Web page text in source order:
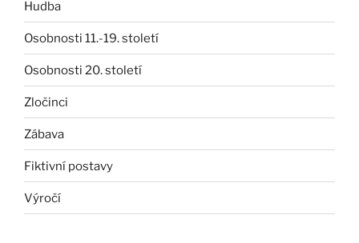
Hudba
Osobnosti 11.-19. století
Osobnosti 20. století
Zločinci
Zábava
Fiktivní postavy
Výročí